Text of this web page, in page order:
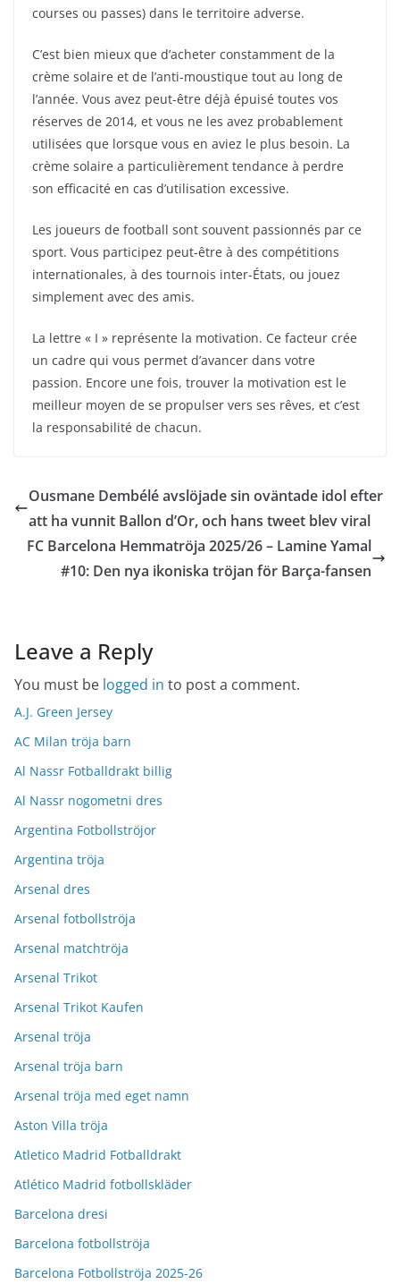
courses ou passes) dans le territoire adverse.
C’est bien mieux que d’acheter constamment de la
crème solaire et de l’anti-moustique tout au long de
l’année. Vous avez peut-être déjà épuisé toutes vos
réserves de 2014, et vous ne les avez probablement
utilisées que lorsque vous en aviez le plus besoin. La
crème solaire a particulièrement tendance à perdre
son efficacité en cas d’utilisation excessive.
Les joueurs de football sont souvent passionnés par ce
sport. Vous participez peut-être à des compétitions
internationales, à des tournois inter-États, ou jouez
simplement avec des amis.
La lettre « I » représente la motivation. Ce facteur crée
un cadre qui vous permet d’avancer dans votre
passion. Encore une fois, trouver la motivation est le
meilleur moyen de se propulser vers ses rêves, et c’est
la responsabilité de chacun.
Ousmane Dembélé avslöjade sin oväntade idol efter
att ha vunnit Ballon d’Or, och hans tweet blev viral
FC Barcelona Hemmatröja 2025/26 – Lamine Yamal
#10: Den nya ikoniska tröjan för Barça-fansen
Leave a Reply
You must be logged in to post a comment.
A.J. Green Jersey
AC Milan tröja barn
Al Nassr Fotballdrakt billig
Al Nassr nogometni dres
Argentina Fotbollströjor
Argentina tröja
Arsenal dres
Arsenal fotbollströja
Arsenal matchtröja
Arsenal Trikot
Arsenal Trikot Kaufen
Arsenal tröja
Arsenal tröja barn
Arsenal tröja med eget namn
Aston Villa tröja
Atletico Madrid Fotballdrakt
Atlético Madrid fotbollskläder
Barcelona dresi
Barcelona fotbollströja
Barcelona Fotbollströja 2025-26